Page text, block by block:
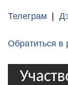
Телеграм |
Обратиться в